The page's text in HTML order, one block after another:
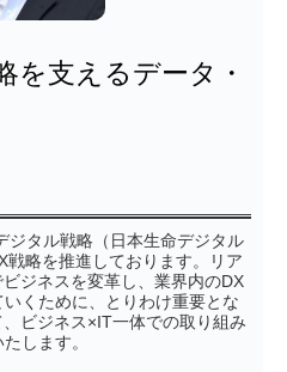
を支えるデータ・
ジタル戦略（日本生命デジタル
略を推進しております。リア
ジネスを変革し、業界内のDX
くために、とりわけ重要とな
ビジネス×IT一体での取り組み
します。